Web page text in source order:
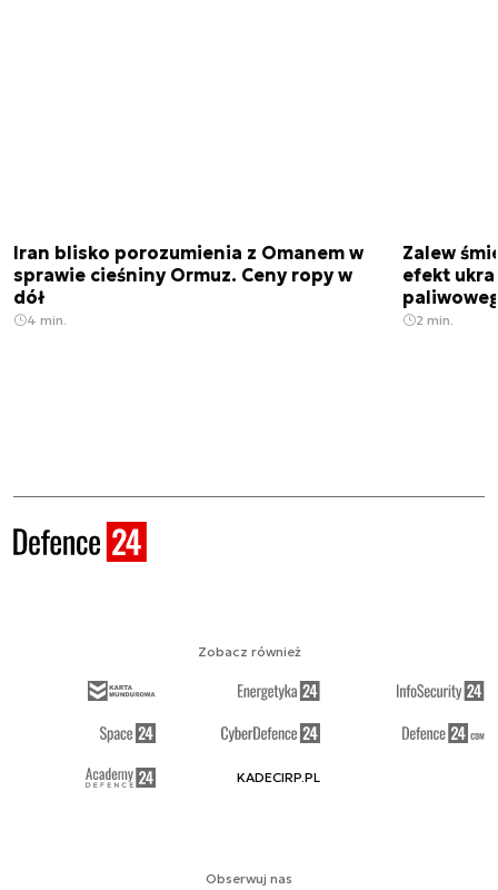
Iran blisko porozumienia z Omanem w
sprawie cieśniny Ormuz. Ceny ropy w
dół
4 min.
Zalew
efekt
2 min.
Obserwuj nas
Zobacz również
KADECIRP.PL